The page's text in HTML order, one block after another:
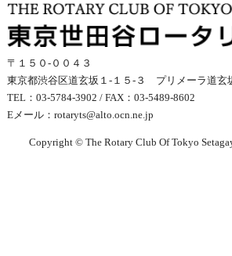
〒１５０-００４３
東京都渋谷区道玄坂１-１５-３ プリメーラ道
TEL：03-5784-3902 / FAX：03-5489-8602
Eメール： rotaryts@alto.ocn.ne.jp
Copyright © The Rotary Club Of Tokyo